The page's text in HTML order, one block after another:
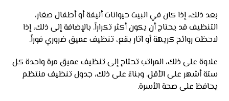
بعد ذلك، إذا كان في البيت حيوانات أليفة أو أطفال صغار،
التنظيف قد يحتاج أن يكون أكثر تكراراً. بالإضافة إلى ذلك، إذا
لاحظت روائح كريهة أو آثار بقع، تنظيف عميق ضروري فوراً.
علاوة على ذلك، المراتب تحتاج إلى تنظيف عميق مرة واحدة كل
ستة أشهر على الأقل. وبناءً على ذلك، جدول تنظيف منتظم
يحافظ على صحة الأسرة.